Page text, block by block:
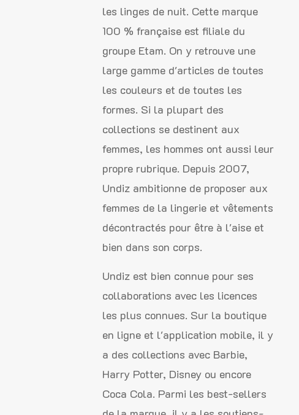
les linges de nuit. Cette marque
100 % française est filiale du
groupe Etam. On y retrouve une
large gamme d'articles de toutes
les couleurs et de toutes les
formes. Si la plupart des
collections se destinent aux
femmes, les hommes ont aussi leur
propre rubrique. Depuis 2007,
Undiz ambitionne de proposer aux
femmes de la lingerie et vêtements
décontractés pour être à l'aise et
bien dans son corps.
Undiz est bien connue pour ses
collaborations avec les licences
les plus connues. Sur la boutique
en ligne et l'application mobile, il y
a des collections avec Barbie,
Harry Potter, Disney ou encore
Coca Cola. Parmi les best-sellers